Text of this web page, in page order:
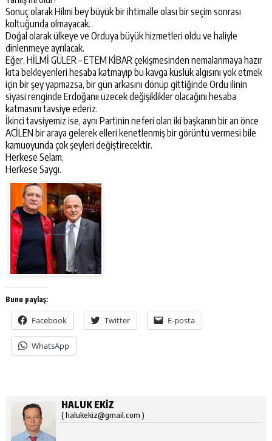
Sonuç olarak Hilmi bey büyük bir ihtimalle olası bir seçim sonrası
koltuğunda olmayacak.
Doğal olarak ülkeye ve Orduya büyük hizmetleri oldu ve haliyle
dinlenmeye ayrılacak.
Eğer, HİLMİ GÜLER – ETEM KİBAR çekişmesinden nemalanmaya hazır
kıta bekleyenleri hesaba katmayıp bu kavga küslük algısını yok etmek
için bir şey yapmazsa, bir gün arkasını dönüp gittiğinde Ordu ilinin
siyasi renginde Erdoğanıı üzecek değişiklikler olacağını hesaba
katmasını tavsiye ederiz.
İkinci tavsiyemiz ise, aynı Partinin neferi olan iki başkanın bir an önce
ACİLEN bir araya gelerek elleri kenetlenmiş bir görüntü vermesi bile
kamuoyunda çok şeyleri değiştirecektir.
Herkese Selam,
Herkese Saygı.
Bunu paylaş:
Facebook Twitter E-posta
WhatsApp
HALUK EKIZ
( halukekiz@gmail.com )